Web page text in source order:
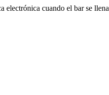
electrónica cuando el bar se